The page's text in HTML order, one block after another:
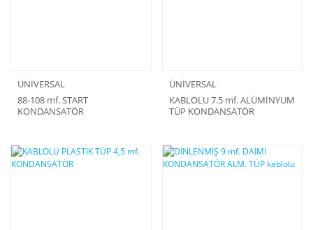
ÜNİVERSAL
88-108 mf. START
KONDANSATÖR
ÜNİVERSAL
KABLOLU 7.5 mf. ALÜMİNYUM
TÜP KONDANSATÖR